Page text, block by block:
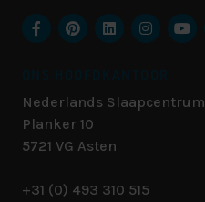
Nederlands Slaapcentrum
Planker 10
5721 VG Asten
+31 (0) 493 310 515